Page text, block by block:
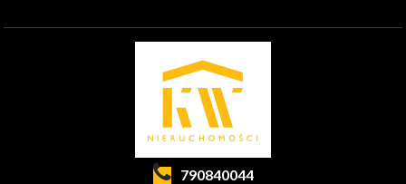
790840044